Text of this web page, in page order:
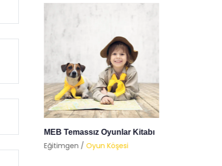
Nostaljik 6 Oyunla
Çocukluğunuza Dönmeye Ne
Dersiniz?